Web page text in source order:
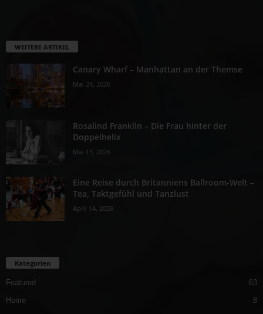
WEITERE ARTIKEL
Canary Wharf – Manhattan an der Themse
Mai 24, 2026
Rosalind Franklin – Die Frau hinter der
Doppelhelix
Mai 15, 2026
Eine Reise durch Britanniens Ballroom-Welt –
Tea, Taktgefühl und Tanzlust
April 14, 2026
Kategorien
Featured
63
Home
8